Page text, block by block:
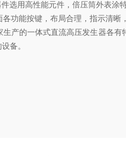
选用高性能元件，倍压筒外表涂
各功能按键，布局合理，指示清晰
生产的一体式直流高压发生器各
备。